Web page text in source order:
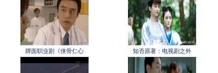
牌面职业剧《侠骨仁心 知否原著：电视剧之外